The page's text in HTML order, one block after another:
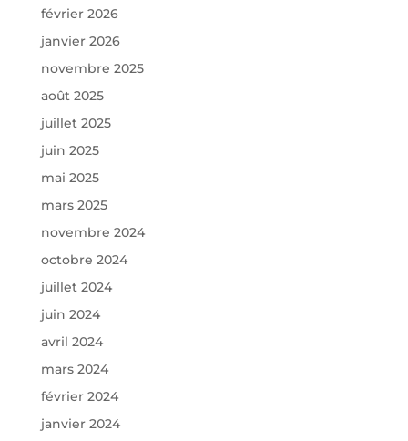
février 2026
janvier 2026
novembre 2025
août 2025
juillet 2025
juin 2025
mai 2025
mars 2025
novembre 2024
octobre 2024
juillet 2024
juin 2024
avril 2024
mars 2024
février 2024
janvier 2024